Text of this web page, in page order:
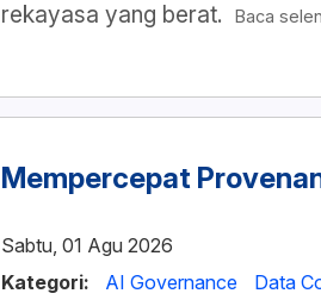
rekayasa yang berat.
Baca
Mempercepat
Sabtu, 01 Agu 2026
Kategori:
AI Governance Data